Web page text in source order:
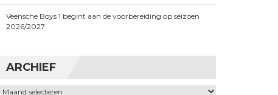
Veensche Boys 1 begint aan de voorbereiding op seizoen
2026/2027
ARCHIEF
Archief